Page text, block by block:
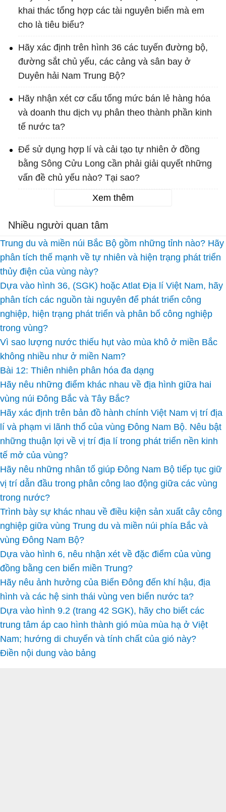
khai thác tổng hợp các tài nguyên biển mà em
cho là tiêu biểu?
Hãy xác định trên hình 36 các tuyến đường bộ,
đường sắt chủ yếu, các cảng và sân bay ở
Duyên hải Nam Trung Bộ?
Hãy nhận xét cơ cấu tổng mức bán lẻ hàng hóa
và doanh thu dịch vụ phân theo thành phần kinh
tế nước ta?
Để sử dụng hợp lí và cải tạo tự nhiên ở đồng
bằng Sông Cửu Long cần phải giải quyết những
vấn đề chủ yếu nào? Tại sao?
Xem thêm
Nhiều người quan tâm
Trung du và miền núi Bắc Bộ gồm những tỉnh nào? Hãy
phân tích thế mạnh về tự nhiên và hiện trạng phát triển
thủy điện của vùng này?
Dựa vào hình 36, (SGK) hoặc Atlat Địa lí Việt Nam, hãy
phân tích các nguồn tài nguyên để phát triển công
nghiệp, hiện trạng phát triển và phân bố công nghiệp
trong vùng?
Vì sao lượng nước thiếu hụt vào mùa khô ở miền Bắc
không nhiều như ở miền Nam?
Bài 12: Thiên nhiên phân hóa đa dạng
Hãy nêu những điểm khác nhau về địa hình giữa hai
vùng núi Đông Bắc và Tây Bắc?
Hãy xác định trên bản đồ hành chính Việt Nam vị trí địa
lí và phạm vi lãnh thổ của vùng Đông Nam Bộ. Nêu bật
những thuận lợi về vị trí địa lí trong phát triển nền kinh
tế mở của vùng?
Hãy nêu những nhân tố giúp Đông Nam Bộ tiếp tục giữ
vị trí dẫn đầu trong phân công lao động giữa các vùng
trong nước?
Trình bày sự khác nhau về điều kiện sản xuất cây công
nghiệp giữa vùng Trung du và miền núi phía Bắc và
vùng Đông Nam Bộ?
Dựa vào hình 6, nêu nhận xét về đặc điểm của vùng
đồng bằng cen biển miền Trung?
Hãy nêu ảnh hưởng của Biển Đông đến khí hậu, địa
hình và các hệ sinh thái vùng ven biển nước ta?
Dựa vào hình 9.2 (trang 42 SGK), hãy cho biết các
trung tâm áp cao hình thành gió mùa mùa hạ ở Việt
Nam; hướng di chuyển và tính chất của gió này?
Điền nội dung vào bảng